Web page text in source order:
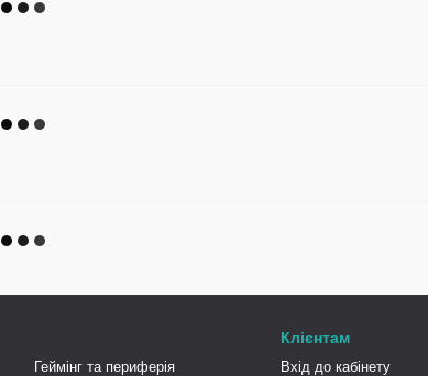
Геймінг та периферія
Клієнтам
Вхід до кабінету